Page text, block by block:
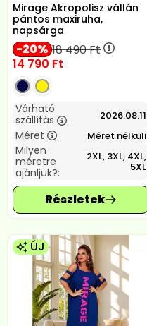
Mirage Akropolisz vállán
pántos maxiruha,
napsárga
20 18 490Ft
14 790 Ft
Várható
szállítás
: 2026.08.11
Méret : Méret nélküli
Milyen
méretre
ajánljuk?:
2XL, 3XL, 4XL,
5XL
ÚJ